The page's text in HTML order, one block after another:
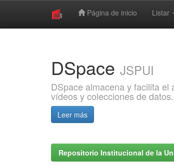
Página de inicio Listar
DSpace JSPUI
DSpace almacena y facilita
vídeos y colecciones de datos.
Leer más
Repositorio Institucional de la